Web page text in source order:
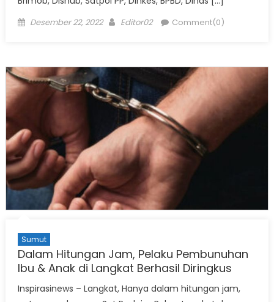
Posted
Desember 22, 2022 Author
Editor02 Comment(0)
Sumut
Dalam Hitungan Jam, Pelaku Pembunuhan
Ibu & Anak di Langkat Berhasil Diringkus
Inspirasinews – Langkat, Hanya dalam hitungan jam,